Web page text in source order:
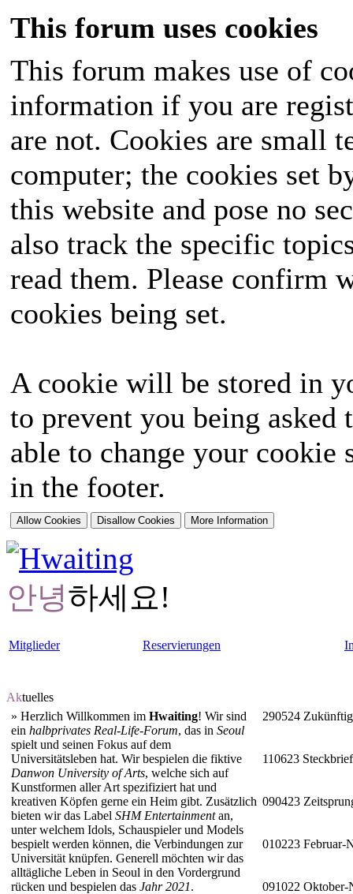
This forum uses cookies
This forum makes use of
information if you are
are not. Cookies are small
computer; the cookies set
this website and pose no
also track the specific
read them. Please confirm
cookies being set.
A cookie will be stored in
to prevent you being
able to change your
in the footer.
안녕하세요!
Mitglieder Reservierungen
Aktuelles
» Herzlich Willkommen im Hwaiting! Wir sind
ein halbprivates Real-Life-Forum, das in Seoul
spielt und seinen Fokus auf dem
Universitätsleben hat. Wir bespielen die fiktive
Danwon University of Arts, welche sich auf
Kunstformen aller Art spezifiziert hat und
kreativen Köpfen gerne ein Heim gibt. Zusätzlich
bieten wir das Label SHM Entertainmentan,
unter welchem Idols, Schauspieler und Models
bespielt werden können, die Verbindungen zur
Universität knüpfen. Generell möchten wir das
alltägliche Leben in Seoul in den Vordergrund
rücken und bespielen das Jahr 2021.
290524
110623
090423
010223 Februar-
091022